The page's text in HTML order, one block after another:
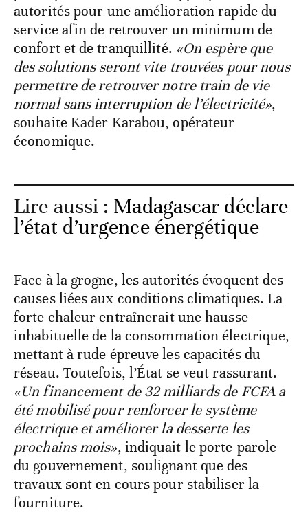
autorités pour une amélioration rapide du
service afin de retrouver un minimum de
confort et de tranquillité. «On espère que
des solutions seront vite trouvées pour nous
permettre de retrouver notre train de vie
normal sans interruption de l’électricité»,
souhaite Kader Karabou, opérateur
économique.
Lire aussi : Madagascar déclare
l’état d’urgence énergétique
Face à la grogne, les autorités évoquent des
causes liées aux conditions climatiques. La
forte chaleur entraînerait une hausse
inhabituelle de la consommation électrique,
mettant à rude épreuve les capacités du
réseau. Toutefois, l’État se veut rassurant.
«Un financement de 32 milliards de FCFA a
été mobilisé pour renforcer le système
électrique et améliorer la desserte les
prochains mois», indiquait le porte-parole
du gouvernement, soulignant que des
travaux sont en cours pour stabiliser la
fourniture.